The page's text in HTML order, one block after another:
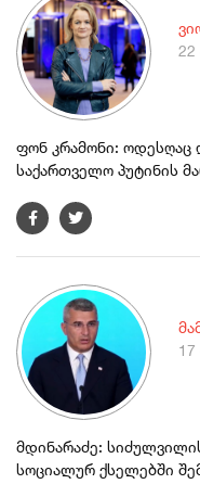
ფონ კრამონი: ოდესღაც
საქართველო პუტინის
22
მდინარაძე:
სოციალურ ქსელებში